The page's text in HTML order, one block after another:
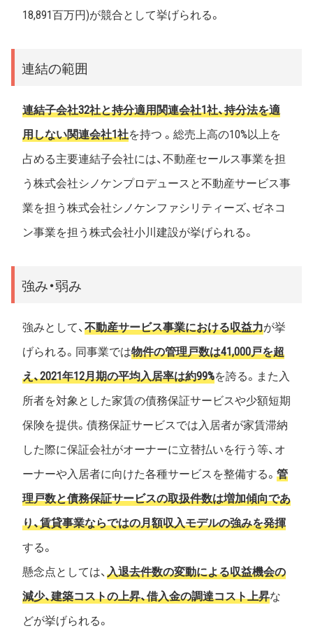
18,891百万円)が競合として挙げられる。
連結の範囲
連結子会社32社と持分適用関連会社1社、持分法を適
用しない関連会社1社を持つ 。総売上高の10%以上を
占める主要連結子会社には、不動産セールス事業を担
う株式会社シノケンプロデュースと不動産サービス事
業を担う株式会社シノケンファシリティーズ、ゼネコ
ン事業を担う株式会社小川建設が挙げられる。
強み・弱み
強みとして、不動産サービス事業における収益力が挙
げられる。同事業では物件の管理戸数は41,000戸を超
え、2021年12月期の平均入居率は約99%を誇る。また入
所者を対象とした家賃の債務保証サービスや少額短期
保険を提供。債務保証サービスでは入居者が家賃滞納
した際に保証会社がオーナーに立替払いを行う等、オ
ーナーや入居者に向けた各種サービスを整備する。 管
理戸数と債務保証サービスの取扱件数は増加傾向であ
り、賃貸事業ならではの月額収入モデルの強みを発揮
する。
懸念点としては、入退去件数の変動による収益機会の
減少、建築コストの上昇、借入金の調達コスト上昇な
どが挙げられる。